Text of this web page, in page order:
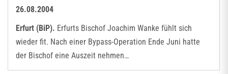
26.08.2004
Erfurt (BiP). Erfurts Bischof Joachim Wanke fühlt sich
wieder fit. Nach einer Bypass-Operation Ende Juni hatte
der Bischof eine Auszeit nehmen…